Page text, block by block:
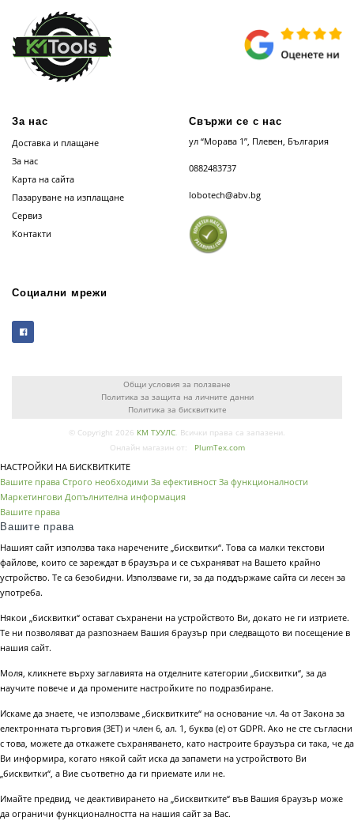
За нас
Доставка и плащане
За нас
Карта на сайта
Пазаруване на изплащане
Сервиз
Контакти
Свържи се с нас
ул “Морава 1”, Плевен, България
0882483737
lobotech@abv.bg
Социални мрежи
Общи условия за ползване
Политика за защита на личните данни
Политика за бисквитките
© Copyright 2026 КМ ТУУЛС. Всички права са запазени.
Онлайн магазин от:
PlumTex.com
НАСТРОЙКИ НА БИСКВИТКИТЕ
Вашите права Строго необходими За ефективност За функционалности
Маркетингови Допълнителна информация
Вашите права
Вашите права
Нашият сайт използва така наречените „бисквитки“. Това са малки текстови
файлове, които се зареждат в браузъра и се съхраняват на Вашето крайно
устройство. Те са безобидни. Използваме ги, за да поддържаме сайта си лесен за
употреба.
Някои „бисквитки“ остават съхранени на устройството Ви, докато не ги изтриете.
Те ни позволяват да разпознаем Вашия браузър при следващото ви посещение в
нашия сайт.
Моля, кликнете върху заглавията на отделните категории „бисквитки“, за да
научите повече и да промените настройките по подразбиране.
Искаме да знаете, че използваме „бисквитките“ на основание чл. 4а от Закона за
електронната търговия (ЗЕТ) и член 6, ал. 1, буква (е) от GDPR. Ако не сте съгласни
с това, можете да откажете съхраняването, като настроите браузъра си така, че да
Ви информира, когато някой сайт иска да запамети на устройството Ви
„бисквитки“, а Вие съответно да ги приемате или не.
Имайте предвид, че деактивирането на „бисквитките“ във Вашия браузър може
да ограничи функционалността на нашия сайт за Вас.